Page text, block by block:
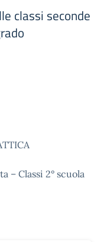
classi seconde
– Classi 2° scuola